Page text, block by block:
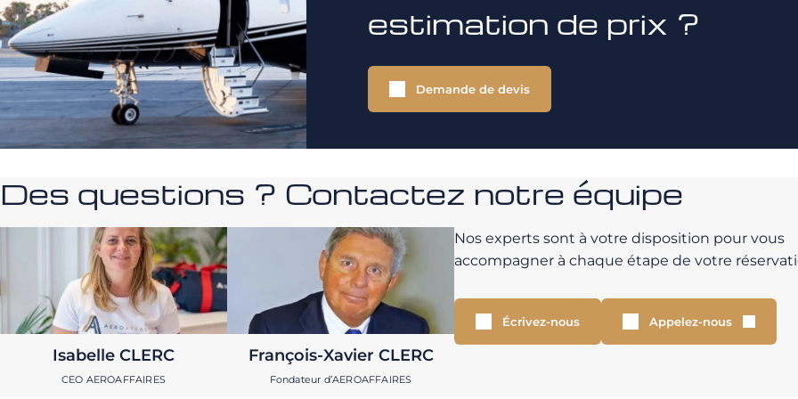
estimation de prix ?
Demande de devis
Des questions ? Contactez notre équipe
Isabelle CLERC
CEO AEROAFFAIRES
François-Xavier CLERC
Fondateur d’AEROAFFAIRES
Nos experts sont à votre disposition pour vous
accompagner à chaque étape de votre
Écrivez-nous Appelez-nous